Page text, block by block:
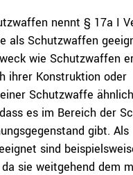
nennt § 17a I
als Schutzwaffen
wie Schutzwaffen
ihrer Konstruktion oder
Schutzwaffe
es im Bereich der
gibt. Als
sind
sie weitgehend dem